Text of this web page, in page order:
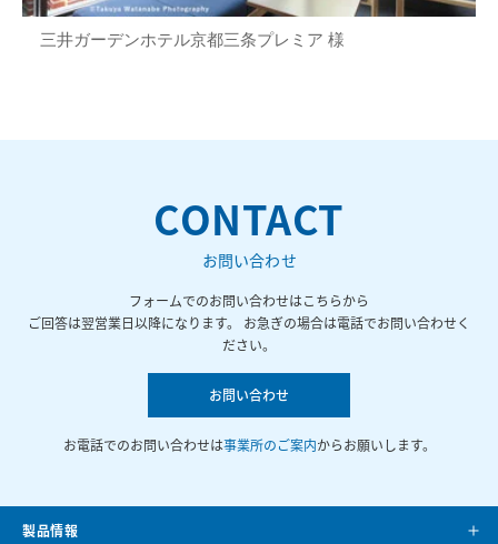
三井ガーデンホテル京都三条プレミア 様
CONTACT
お問い合わせ
フォームでのお問い合わせはこちらから
ご回答は翌営業日以降になります。 お急ぎの場合は電話でお問い合わせく
ださい。
お問い合わせ
お電話でのお問い合わせは事業所のご案内からお願いします。
製品情報